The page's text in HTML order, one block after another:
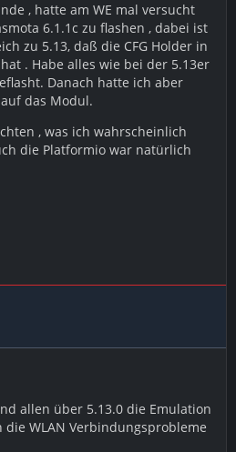
, hatte am WE mal versucht
6.1.1c zu flashen , dabei ist
zu 5.13, daß die CFG Holder in
. Habe alles wie bei der 5.13er
Danach hatte ich aber
das Modul.
, was ich wahrscheinlich
die Platformio war natürlich
allen über 5.13.0 die Emulation
WLAN Verbindungsprobleme